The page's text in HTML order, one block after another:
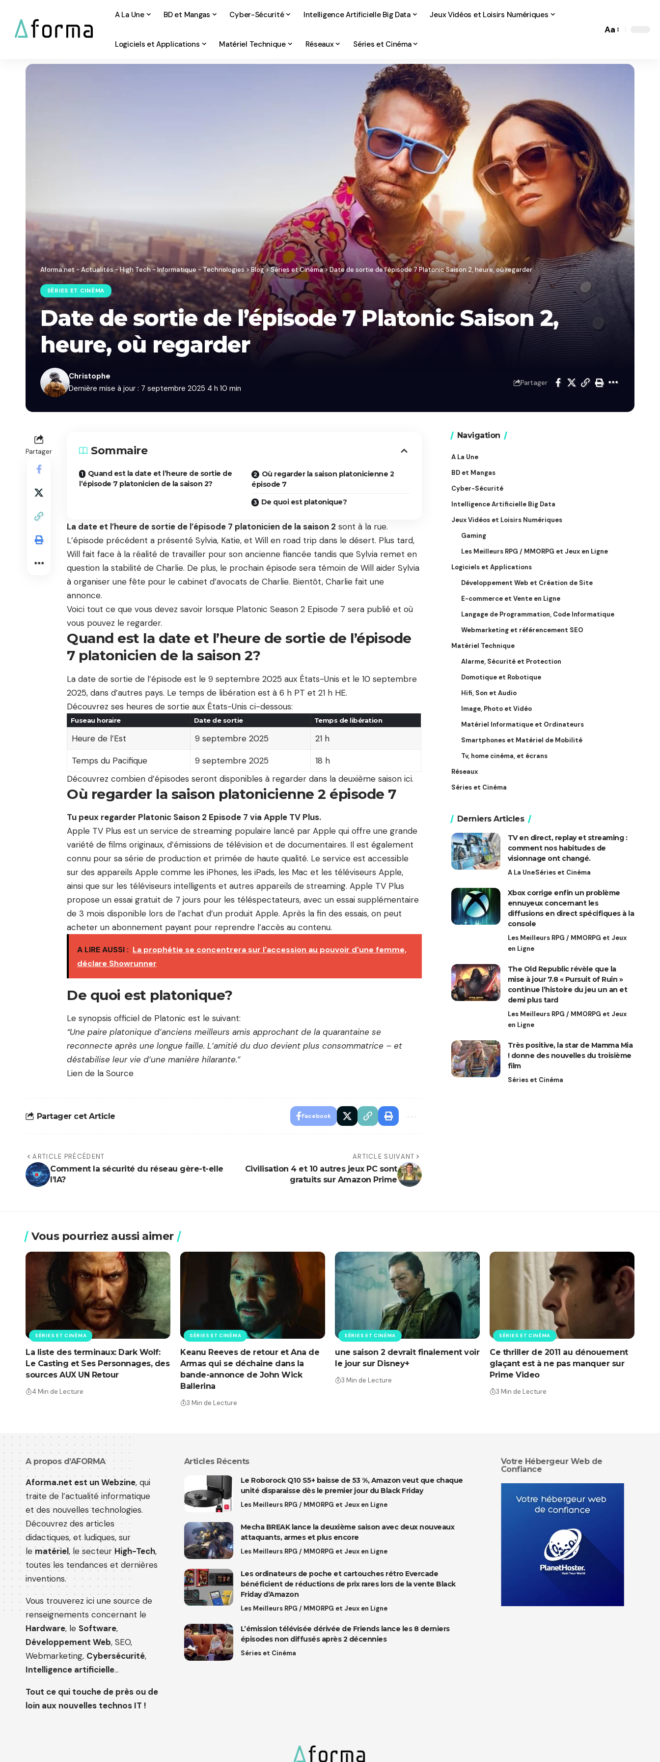
A La Une BD et Mangas Cyber-Sécurité Intelligence Artificielle Big Data Jeux Vidéos et Loisirs Numériques
Logiciels et Applications Matériel Technique Réseaux Séries et Cinéma
Font
Aa
Aforma.net - Actualités - High Tech - Informatique - Technologies> Blog>Séries et Cinéma>Date de sortie de l’épisode 7 Platonic Saison 2, heure, où regarder
SÉRIES ET CINÉMA
Date de sortie de l’épisode 7 Platonic Saison 2,
heure, où regarder
Dernière mise à jour : 7 septembre 2025 4 h 10 min
Christophe
Partager
Partager Sommaire
Quand est la date et l’heure de sortie de
l’épisode 7 platonicien de la saison 2?
Où regarder la saison platonicienne 2
épisode 7
De quoi est platonique?
La date et l’heure de sortie de l’épisode 7 platonicien de la saison 2 sont à la rue.
L’épisode précédent a présenté Sylvia, Katie, et Will en road trip dans le désert. Plus tard,
Will fait face à la réalité de travailler pour son ancienne fiancée tandis que Sylvia remet en
question la stabilité de Charlie. De plus, le prochain épisode sera témoin de Will aider Sylvia
à organiser une fête pour le cabinet d’avocats de Charlie. Bientôt, Charlie fait une
annonce.
Voici tout ce que vous devez savoir lorsque Platonic Season 2 Episode 7 sera publié et où
vous pouvez le regarder.
Quand est la date et l’heure de sortie de l’épisode
7 platonicien de la saison 2?
La date de sortie de l’épisode est le 9 septembre 2025 aux États-Unis et le 10 septembre
2025, dans d’autres pays. Le temps de libération est à 6 h PT et 21 h HE.
Découvrez ses heures de sortie aux États-Unis ci-dessous:
Fuseau horaire Date de sortie Temps de libération
Heure de l’Est 9 septembre 2025 21 h
Temps du Pacifique 9 septembre 2025
18 h
Découvrez combien d’épisodes seront disponibles à regarder dans la deuxième saison ici.
Où regarder la saison platonicienne 2 épisode 7
Tu peux regarder Platonic Saison 2 Episode 7 via Apple TV Plus.
Apple TV Plus est un service de streaming populaire lancé par Apple qui offre une grande
variété de films originaux, d’émissions de télévision et de documentaires. Il est également
connu pour sa série de production et primée de haute qualité. Le service est accessible
sur des appareils Apple comme les iPhones, les iPads, les Mac et les téléviseurs Apple,
ainsi que sur les téléviseurs intelligents et autres appareils de streaming. Apple TV Plus
propose un essai gratuit de 7 jours pour les téléspectateurs, avec un essai supplémentaire
de 3 mois disponible lors de l’achat d’un produit Apple. Après la fin des essais, on peut
acheter un abonnement payant pour reprendre l’accès au contenu.
A LIRE AUSSI : La prophétie se concentrera sur l'accession au pouvoir d'une femme,
déclare Showrunner
De quoi est platonique?
Le synopsis officiel de Platonic est le suivant:
“Une paire platonique d’anciens meilleurs amis approchant de la quarantaine se
reconnecte après une longue faille. L’amitié du duo devient plus consommatrice – et
déstabilise leur vie d’une manière hilarante.”
Lien de la Source
Partager cet Article Facebook
ARTICLE PRÉCÉDENT
Comment la sécurité du réseau gère-t-elle
l’IA?
ARTICLE SUIVANT
Civilisation 4 et 10 autres jeux PC sont
gratuits sur Amazon Prime
Navigation
A La Une
BD et Mangas
Cyber-Sécurité
Intelligence Artificielle Big Data
Jeux Vidéos et Loisirs Numériques
Gaming
Les Meilleurs RPG / MMORPG et Jeux en Ligne
Logiciels et Applications
Développement Web et Création de Site
E-commerce et Vente en Ligne
Langage de Programmation, Code Informatique
Webmarketing et référencement SEO
Matériel Technique
Alarme, Sécurité et Protection
Domotique et Robotique
Hifi, Son et Audio
Image, Photo et Vidéo
Matériel Informatique et Ordinateurs
Smartphones et Matériel de Mobilité
Tv, home cinéma, et écrans
Réseaux
Séries et Cinéma
Derniers Articles
TV en direct, replay et streaming :
comment nos habitudes de
visionnage ont changé.
A La UneSéries et Cinéma
Xbox corrige enfin un problème
ennuyeux concernant les
diffusions en direct spécifiques à la
console
Les Meilleurs RPG / MMORPG et Jeux
en Ligne
The Old Republic révèle que la
mise à jour 7.8 « Pursuit of Ruin »
continue l’histoire du jeu un an et
demi plus tard
Les Meilleurs RPG / MMORPG et Jeux
en Ligne
Très positive, la star de Mamma Mia
! donne des nouvelles du troisième
film
Séries et Cinéma
Vous pourriez aussi aimer
SÉRIES ET CINÉMA
La liste des terminaux: Dark Wolf:
Le Casting et Ses Personnages, des
sources AUX UN Retour
4 Min de Lecture
SÉRIES ET CINÉMA
Keanu Reeves de retour et Ana de
Armas qui se déchaine dans la
bande-annonce de John Wick
Ballerina
3 Min de Lecture
SÉRIES ET CINÉMA
une saison 2 devrait finalement voir
le jour sur Disney+
3 Min de Lecture
SÉRIES ET CINÉMA
Ce thriller de 2011 au dénouement
glaçant est à ne pas manquer sur
Prime Video
3 Min de Lecture
A propos d’AFORMA
Aforma.net est un Webzine, qui
traite de l’actualité informatique
et des nouvelles technologies.
Découvrez des articles
didactiques, et ludiques, sur
le matériel, le secteurHigh-Tech,
toutes les tendances et dernières
inventions.
Vous trouverez ici une source de
renseignements concernant le
Hardware, le Software,
Développement Web, SEO,
Webmarketing, Cybersécurité,
Intelligence artificielle…
Tout ce qui touche de près ou de
loin aux nouvelles technos IT !
Articles Récents
Le Roborock Q10 S5+ baisse de 53 %, Amazon veut que chaque
unité disparaisse dès le premier jour du Black Friday
Les Meilleurs RPG / MMORPG et Jeux en Ligne
Mecha BREAK lance la deuxième saison avec deux nouveaux
attaquants, armes et plus encore
Les Meilleurs RPG / MMORPG et Jeux en Ligne
Les ordinateurs de poche et cartouches rétro Evercade
bénéficient de réductions de prix rares lors de la vente Black
Friday d’Amazon
Les Meilleurs RPG / MMORPG et Jeux en Ligne
L’émission télévisée dérivée de Friends lance les 8 derniers
épisodes non diffusés après 2 décennies
Séries et Cinéma
Votre Hébergeur Web de
Confiance